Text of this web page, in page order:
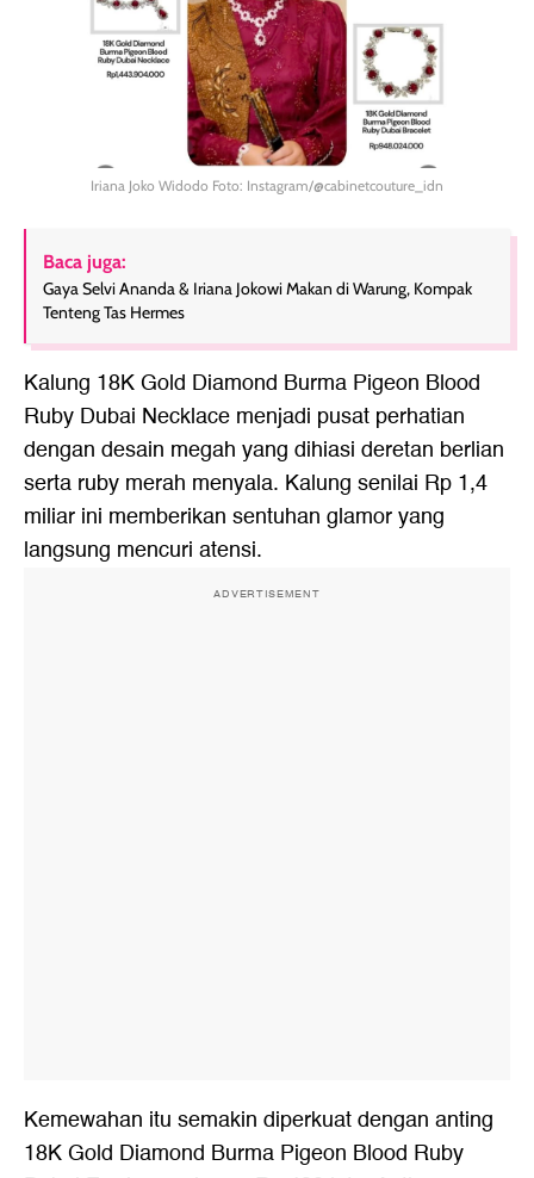
Iriana Joko Widodo Foto: Instagram/@cabinetcouture_idn
Baca juga:
Gaya Selvi Ananda & Iriana Jokowi Makan di Warung, Kompak
Tenteng Tas Hermes
Kalung 18K Gold Diamond Burma Pigeon Blood
Ruby Dubai Necklace menjadi pusat perhatian
dengan desain megah yang dihiasi deretan berlian
serta ruby merah menyala. Kalung senilai Rp 1,4
miliar ini memberikan sentuhan glamor yang
langsung mencuri atensi.
ADVERTISEMENT
Kemewahan itu semakin diperkuat dengan anting
18K Gold Diamond Burma Pigeon Blood Ruby